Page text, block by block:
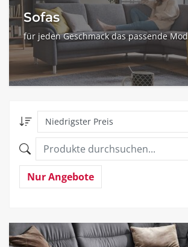
Sofas
für jeden Geschmack das passende
Nur Angebote